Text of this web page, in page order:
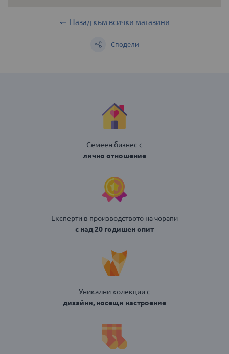
Назад към всички магазини
Сподели
Семеен бизнес с
лично отношение
Експерти в производството на чорапи
с над 20 годишен опит
Уникални колекции с
дизайни, носещи настроение